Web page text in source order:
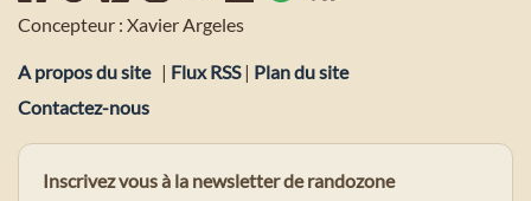
Concepteur : Xavier Argeles
A propos du site | Flux RSS| Plan du site
Contactez-nous
Inscrivez vous à la newsletter de randozone